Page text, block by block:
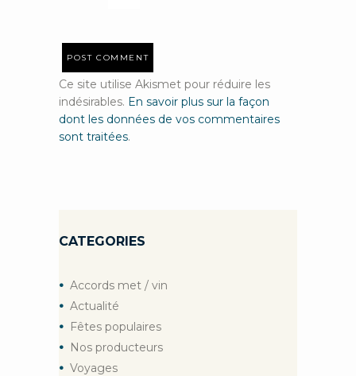
Ce site utilise Akismet pour réduire les
indésirables. En savoir plus sur la façon
dont les données de vos commentaires
sont traitées.
CATEGORIES
Accords met / vin
Actualité
Fêtes populaires
Nos producteurs
Voyages